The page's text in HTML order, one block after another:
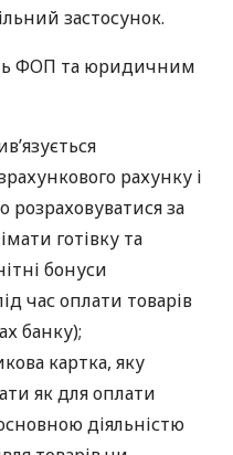
застосунок.
ФОП та юридичним
рахунку і
розраховуватися за
готівку та
бонуси
час оплати товарів
банку);
картка, яку
як для оплати
діяльністю